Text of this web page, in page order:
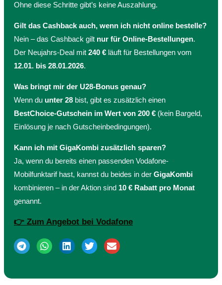
Ohne diese Schritte gibt’s keine Auszahlung.
Gilt das Cashback auch, wenn ich nicht online bestelle?
Nein – das Cashback gilt nur für Online-Bestellungen.
Der Neujahrs-Deal mit 240 € läuft für Bestellungen vom
12.01. bis 28.01.2026.
Was bringt mir der U28-Bonus genau?
Wenn du unter 28 bist, gibt es zusätzlich einen
BestChoice-Gutschein im Wert von 200 € (kein Bargeld,
Einlösung je nach Gutscheinbedingungen).
Kann ich mit GigaKombi zusätzlich sparen?
Ja, wenn du bereits einen passenden Vodafone-
Mobilfunktarif hast, kannst du beides in der GigaKombi
kombinieren – in der Aktion sind 10 € Rabatt pro Monat
genannt.
👉 Zum Angebot bei Vodafone